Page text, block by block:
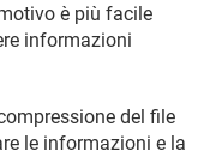
è più facile
informazioni
del file
le informazioni e la